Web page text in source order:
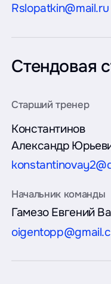
Rslopatkin@mail.ru
Стендовая
Константинов
Александр
Гамезо Евгений